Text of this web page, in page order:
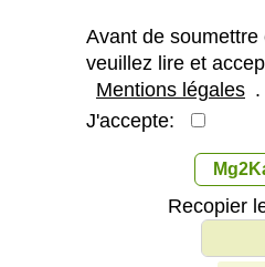
Avant de soumettre
veuillez lire et
Mentions légales .
J'accepte:
Recopier